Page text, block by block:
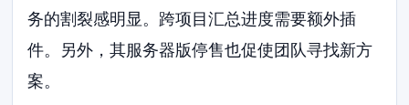
务的割裂感明显。跨项目汇总进度需要额外插
件。另外，其服务器版停售也促使团队寻找新方
案。